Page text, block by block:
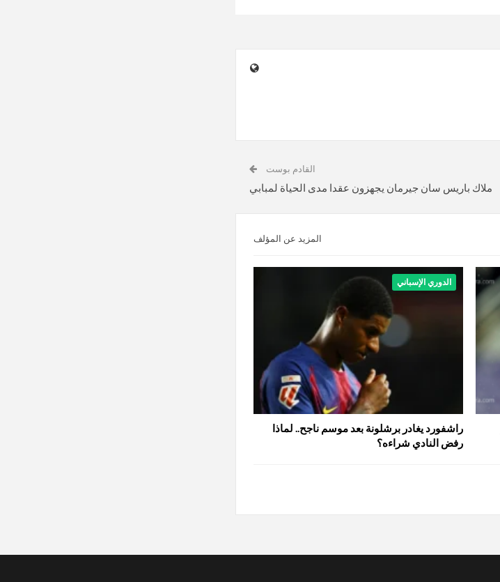
القادم بوست
ملاك باريس سان جيرمان يجهزون عقدا مدى الحياة لمبابي
المزيد عن المؤلف
الدوري الإسباني
راشفورد يغادر برشلونة بعد موسم ناجح.. لماذا
رفض النادي شراءه؟